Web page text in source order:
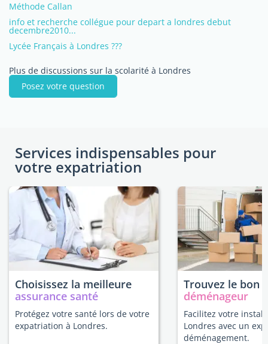
Méthode Callan
info et recherche collégue pour depart a londres debut
decembre2010...
Lycée Français à Londres ???
Plus de discussions sur la scolarité à Londres
Posez votre question
Services indispensables pour
votre expatriation
Choisissez la meilleure
assurance santé
Protégez votre santé lors de votre
expatriation à Londres.
Trouvez le bon
déménageur
Facilitez votre
Londres avec un
déménagement.